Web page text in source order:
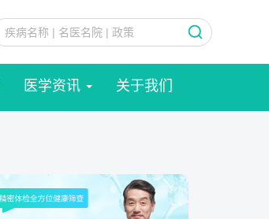
医学资讯 关于我们